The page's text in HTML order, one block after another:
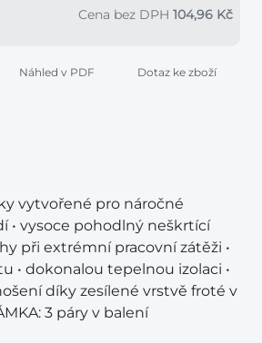
Cena bez DPH 104,96 Kč
Náhled v PDF Dotaz ke zboží
vytvořené pro náročné
• vysoce pohodlný neškrtící
při extrémní pracovní zátěži •
• dokonalou tepelnou izolaci •
díky zesílené vrstvě froté v
3 páry v balení